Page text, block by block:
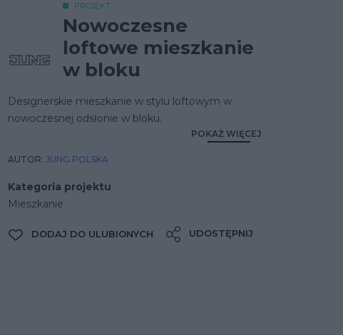
PROJEKT
Nowoczesne
loftowe mieszkanie
w bloku
Designerskie mieszkanie w stylu loftowym w
nowoczesnej odsłonie w bloku.
POKAŻ WIĘCEJ
AUTOR: JUNG POLSKA
Kategoria projektu
Mieszkanie
DODAJ DO ULUBIONYCH UDOSTĘPNIJ